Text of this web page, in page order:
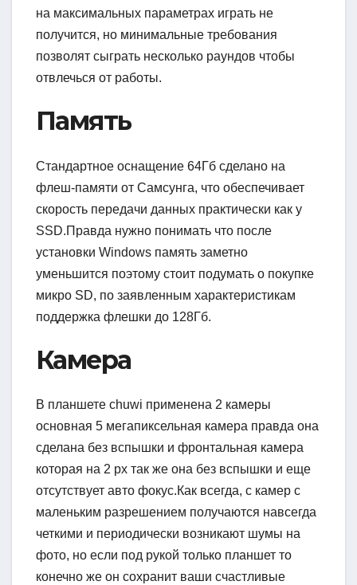
на максимальных параметрах играть не
получится, но минимальные требования
позволят сыграть несколько раундов чтобы
отвлечься от работы.
Память
Стандартное оснащение 64Гб сделано на
флеш-памяти от Самсунга, что обеспечивает
скорость передачи данных практически как у
SSD.Правда нужно понимать что после
установки Windows память заметно
уменьшится поэтому стоит подумать о покупке
микро SD, по заявленным характеристикам
поддержка флешки до 128Гб.
Камера
В планшете chuwi применена 2 камеры
основная 5 мегапиксельная камера правда она
сделана без вспышки и фронтальная камера
которая на 2 px так же она без вспышки и еще
отсутствует авто фокус.Как всегда, с камер с
маленьким разрешением получаются навсегда
четкими и периодически возникают шумы на
фото, но если под рукой только планшет то
конечно же он сохранит ваши счастливые